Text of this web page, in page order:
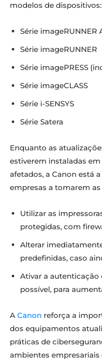
modelos de dispositivos:
Série imageRUNNER
Série imageRUNNER
Série imagePRESS
Série imageCLASS
Série i-SENSYS
Série Satera
Enquanto as
estiverem instaladas
afetados, a Canon está
empresas a tomarem
Utilizar as
protegidas, com
Alterar
predefinidas, caso
Ativar a autenticação
possível, para
A Canon reforça a
dos equipamentos
práticas de
ambientes empresariais